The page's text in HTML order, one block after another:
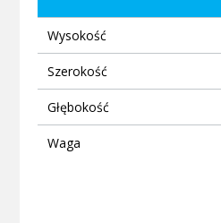
Wysokość
Szerokość
Głębokość
Waga